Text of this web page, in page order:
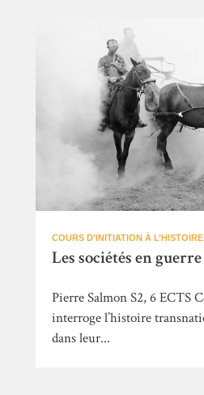
COURS D’INITIATION À
Les sociétés en
Pierre Salmon S2, 6 ECTS
interroge l’histoire
dans leur...